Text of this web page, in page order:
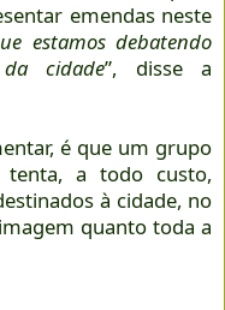
emendas neste
estamos debatendo
cidade”, disse a
é que um grupo
tenta, a todo custo,
à cidade, no
quanto toda a